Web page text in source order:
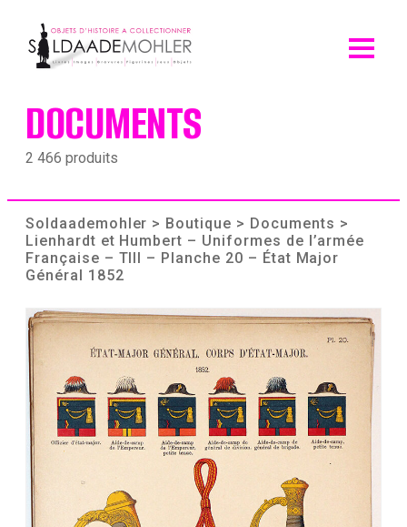
content
DOCUMENTS
2 466 produits
Soldaademohler > Boutique > Documents >
Lienhardt et Humbert – Uniformes de l’armée
Française – TIII – Planche 20 – État Major
Général 1852